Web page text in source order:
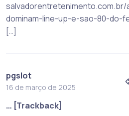
dominam-line-up-e-sao-80-do-
[…]
pgslot
16 de março de 2025
… [Trackback]